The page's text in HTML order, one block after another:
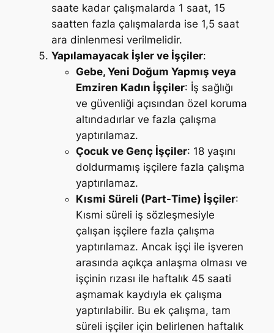
saate kadar çalışmalarda 1 saat, 15
saatten fazla çalışmalarda ise 1,5 saat
ara dinlenmesi verilmelidir.
Yapılamayacak İşler ve İşçiler:
Gebe, Yeni Doğum Yapmış veya
Emziren Kadın İşçiler: İş sağlığı
ve güvenliği açısından özel koruma
altındadırlar ve fazla çalışma
yaptırılamaz.
Çocuk ve Genç İşçiler: 18 yaşını
doldurmamış işçilere fazla çalışma
yaptırılamaz.
Kısmi Süreli (Part-Time) İşçiler:
Kısmi süreli iş sözleşmesiyle
çalışan işçilere fazla çalışma
yaptırılamaz. Ancak işçi ile işveren
arasında açıkça anlaşma olması ve
işçinin rızası ile haftalık 45 saati
aşmamak kaydıyla ek çalışma
yaptırılabilir. Bu ek çalışma, tam
süreli işçiler için belirlenen haftalık